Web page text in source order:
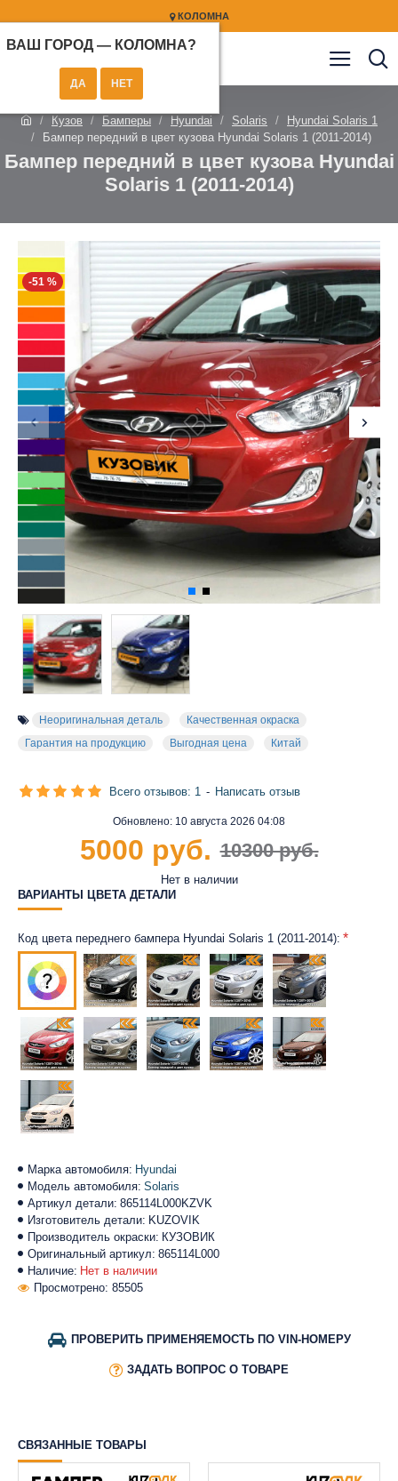
КОЛОМНА
ВАШ ГОРОД — КОЛОМНА?
Кузов Бамперы Hyundai Solaris
Hyundai Solaris 1
Бампер передний в цвет кузова Hyundai Solaris 1 (2011-2014)
Бампер передний в цвет кузова Hyundai
Solaris 1 (2011-2014)
-51 %
Неоригинальная деталь
Качественная окраска
Гарантия на продукцию
Выгодная цена Китай
Наличие: Нет в наличии
Марка автомобиля: Hyundai
Модель автомобиля: Solaris
Артикул детали: 865114L000KZVK
Изготовитель детали: KUZOVIK
Производитель окраски: КУЗОВИК
Оригинальный артикул: 865114L000
Просмотрено: 85505
Обновлено: 10 августа 2026 04:08
Нет в наличии
Всего отзывов: 1 - Написать отзыв
10300 руб.
5000 руб.
ВАРИАНТЫ ЦВЕТА ДЕТАЛИ
Код цвета переднего бампера Hyundai Solaris 1 (2011-2014):
ПРОВЕРИТЬ ПРИМЕНЯЕМОСТЬ ПО VIN-НОМЕРУ
ЗАДАТЬ ВОПРОС О ТОВАРЕ
СВЯЗАННЫЕ ТОВАРЫ